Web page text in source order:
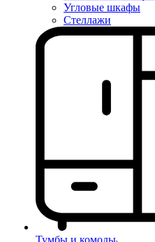
Угловые шкафы
Стеллажи
Тумбы и комоды